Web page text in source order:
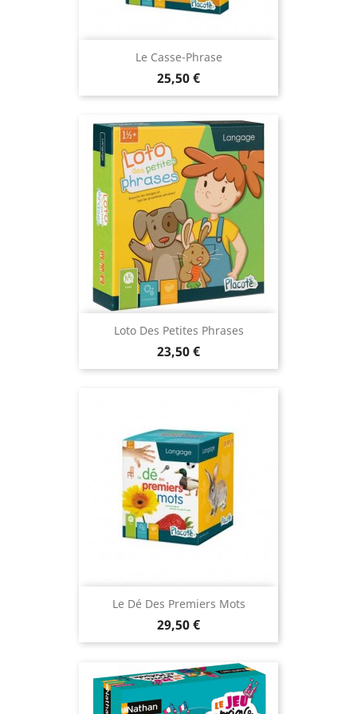
Le Casse-Phrase
Prix
25,50 €
Loto Des Petites Phrases
Prix
23,50 €
Le Dé Des Premiers Mots
Prix
29,50 €